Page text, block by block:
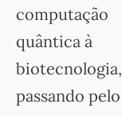
computação
quântica à
biotecnologia,
passando pelo